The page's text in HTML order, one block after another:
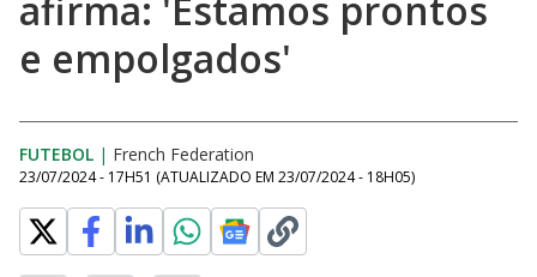
e empolgados'
FUTEBOL | French Federation
23/07/2024 - 17H51 (ATUALIZADO EM 23/07/2024 - 18H05)